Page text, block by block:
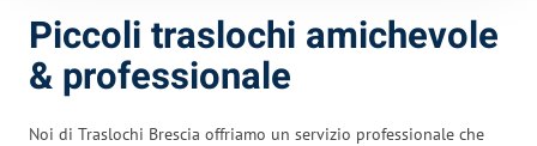
Piccoli traslochi amichevole
& professionale
Noi di Traslochi Brescia offriamo un servizio professionale che